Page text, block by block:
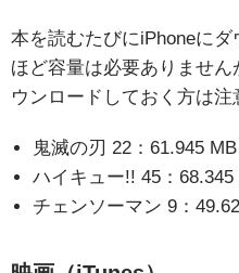
本を読むたびにiPhoneに
ほど容量は必要ありませ
ウンロードしておく方は注
鬼滅の刃 22：61.945 MB
ハイキュー!! 45：68.345
チェンソーマン 9：